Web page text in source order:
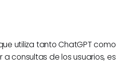
utiliza tanto ChatGPT
consultas de los usuarios,